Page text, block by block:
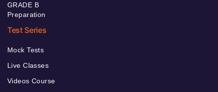
GRADE B
Preparation
Test Series
Mock Tests
Live Classes
Videos Course